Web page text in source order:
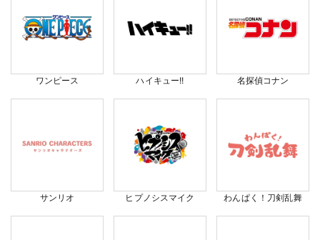
ワンピース ハイキュー!! 名探偵コナン
サンリオ ヒプノシスマイク わんぱく！刀剣乱舞